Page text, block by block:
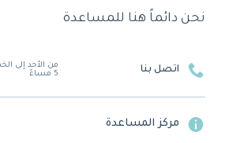
نحن دائماً هنا للمساعدة
اتصل بنا
5 مساءً
مركز المساعدة